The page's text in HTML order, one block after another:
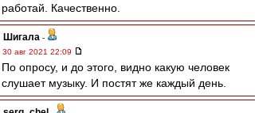
работай. Качественно.
Шигала -
30 авг 2021 22:09
По опросу, и до этого, видно какую человек
слушает музыку. И постят же каждый день.